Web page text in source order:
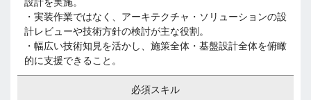
・実装作業ではなく、アーキテクチャ・ソリューションの設
計レビューや技術方針の検討が主な役割。
・幅広い技術知見を活かし、施策全体・基盤設計全体を俯瞰
的に支援できること。
必須スキル